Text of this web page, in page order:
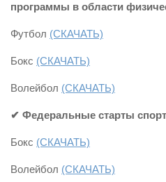
программы в области
Футбол (СКАЧАТЬ)
Бокс (СКАЧАТЬ)
Волейбол (СКАЧАТЬ)
✔ Федеральные старты
Бокс (СКАЧАТЬ)
Волейбол (СКАЧАТЬ)